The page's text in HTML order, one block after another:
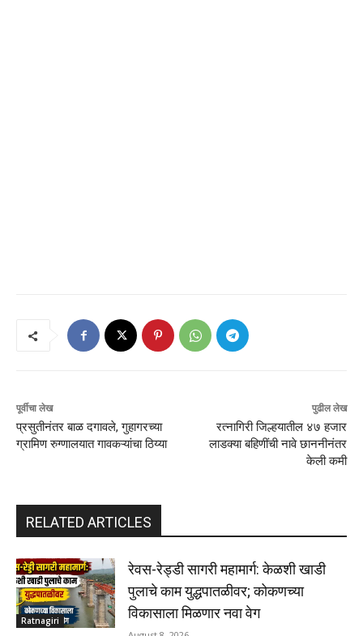
पूर्वीचा लेख
प्रसुतीनंतर बाळ दगावले, गुहागरच्या
ग्रामिण रुग्णालयात गावकऱ्यांचा ठिय्या
पुढील लेख
रत्नागिरी जिल्हयातील ४७ हजार
लाडक्या बहिणींची नावे छाननीनंतर
केली कमी
RELATED ARTICLES
Ratnagiri
रेवस-रेड्डी सागरी महामार्ग: केळशी खाडी
पुलाचे काम युद्धपातळीवर; कोकणच्या
विकासाला मिळणार नवा वेग